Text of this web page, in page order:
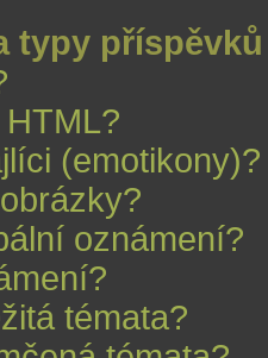
typy příspěvků
(emotikony)?
oznámení?
témata?